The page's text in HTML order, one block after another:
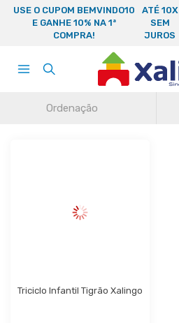
USE O CUPOM BEMVINDO10
E GANHE 10% NA 1ª
COMPRA!
ATÉ 10X
SEM
JUROS
Ordenação
Triciclo Infantil Tigrão Xalingo